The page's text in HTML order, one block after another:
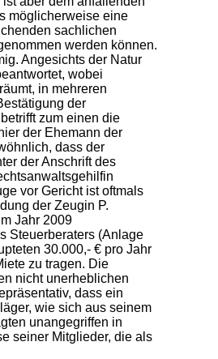
möglicherweise eine
sachlichen
werden können.
Angesichts der Natur
wobei
in mehreren
der
zum einen die
der Ehemann der
dass der
der Anschrift des
vor Gericht ist oftmals
der Zeugin P.
Jahr 2009
Steuerberaters (Anlage
30.000,- € pro Jahr
zu tragen. Die
nicht unerheblichen
dass ein
wie sich aus seinem
unangegriffen in
seiner Mitglieder, die als